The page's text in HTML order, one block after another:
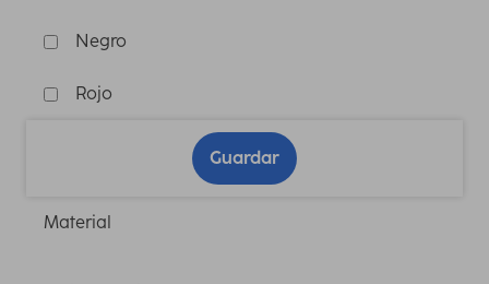
Negro
Rojo
Guardar
Material